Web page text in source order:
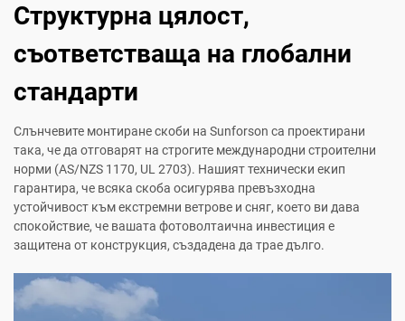
Структурна цялост,
съответстваща на глобални
стандарти
Слънчевите монтиране скоби на Sunforson са проектирани
така, че да отговарят на строгите международни строителни
норми (AS/NZS 1170, UL 2703). Нашият технически екип
гарантира, че всяка скоба осигурява превъзходна
устойчивост към екстремни ветрове и сняг, което ви дава
спокойствие, че вашата фотоволтаична инвестиция е
защитена от конструкция, създадена да трае дълго.